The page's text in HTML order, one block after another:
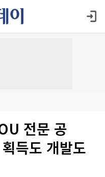
전문 공
득도 개발도